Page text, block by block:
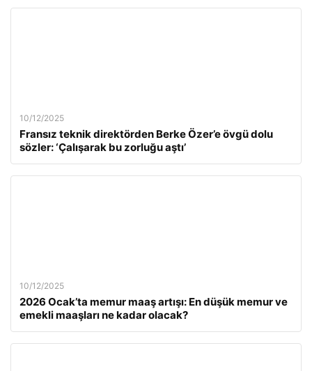
10/12/2025
Fransız teknik direktörden Berke Özer’e övgü dolu
sözler: ‘Çalışarak bu zorluğu aştı’
10/12/2025
2026 Ocak’ta memur maaş artışı: En düşük memur ve
emekli maaşları ne kadar olacak?